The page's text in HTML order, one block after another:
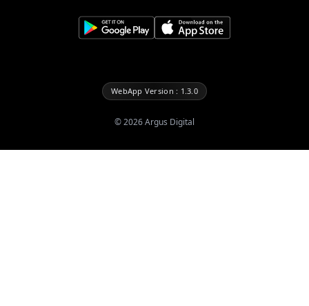
WebApp Version : 1.3.0
©2026Argus Digital